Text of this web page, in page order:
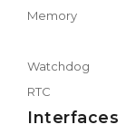
Memory
Watchdog
RTC
Interfaces